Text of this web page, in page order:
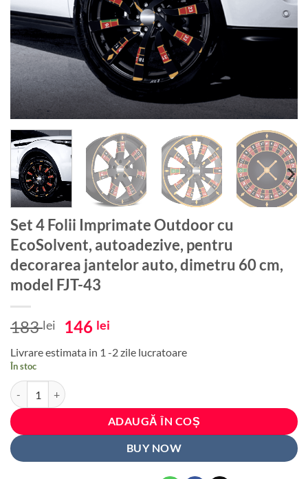
Set 4 Folii Imprimate Outdoor cu
EcoSolvent, autoadezive, pentru
decorarea jantelor auto, dimetru 60 cm,
model FJT-43
183lei
Prețul
a
183 lei.
146 lei
este:
Livrare estimata in 1 -2 zile lucratoare
În stoc
Cantitate Set 4 Folii Imprimate Outdoor cu EcoSolvent,
ADAUGĂ ÎN COȘ
BUY NOW